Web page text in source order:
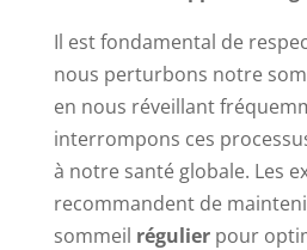
Il est fondamental de
nous perturbons notre
en nous réveillant
interrompons ces
à notre santé globale. Les
recommandent de
sommeil régulierpour